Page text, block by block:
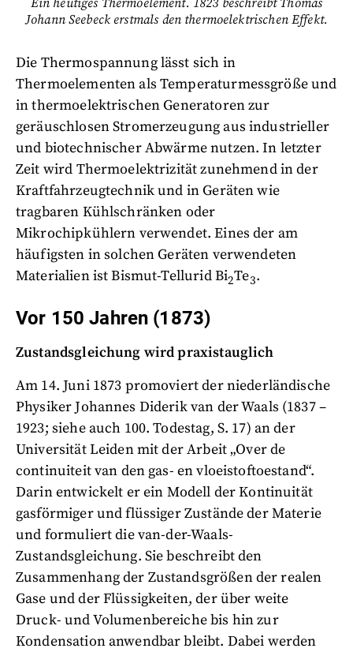
Ein heutiges Thermoelement. 1823 beschreibt Thomas
Johann Seebeck erstmals den thermoelektrischen Effekt.
Die Thermospannung lässt sich in
Thermoelementen als Temperaturmessgröße und
in thermoelektrischen Generatoren zur
geräuschlosen Stromerzeugung aus industrieller
und biotechnischer Abwärme nutzen. In letzter
Zeit wird Thermoelektrizität zunehmend in der
Kraftfahrzeugtechnik und in Geräten wie
tragbaren Kühlschränken oder
Mikrochipkühlern verwendet. Eines der am
häufigsten in solchen Geräten verwendeten
Materialien ist Bismut-Tellurid Bi2Te3.
Vor 150 Jahren (1873)
Zustandsgleichung wird praxistauglich
Am 14. Juni 1873 promoviert der niederländische
Physiker Johannes Diderik van der Waals (1837 –
1923; siehe auch 100. Todestag, S. 17) an der
Universität Leiden mit der Arbeit „Over de
continuiteit van den gas- en vloeistoftoestand“.
Darin entwickelt er ein Modell der Kontinuität
gasförmiger und flüssiger Zustände der Materie
und formuliert die van-der-Waals-
Zustandsgleichung. Sie beschreibt den
Zusammenhang der Zustandsgrößen der realen
Gase und der Flüssigkeiten, der über weite
Druck- und Volumenbereiche bis hin zur
Kondensation anwendbar bleibt. Dabei werden